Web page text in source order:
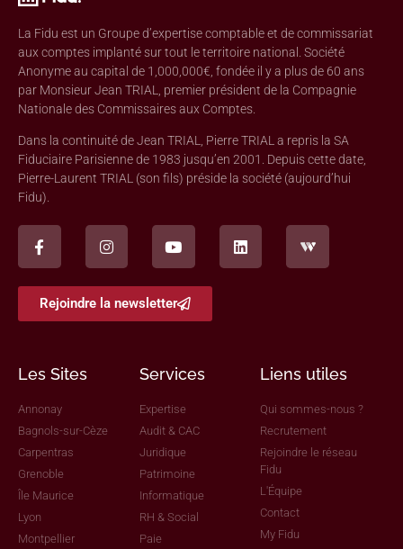
La Fidu est un Groupe d’expertise comptable et de commissariat
aux comptes implanté sur tout le territoire national. Société
Anonyme au capital de 1,000,000€, fondée il y a plus de 60 ans
par Monsieur Jean TRIAL, premier président de la Compagnie
Nationale des Commissaires aux Comptes.
Dans la continuité de Jean TRIAL, Pierre TRIAL a repris la SA
Fiduciaire Parisienne de 1983 jusqu’en 2001. Depuis cette date,
Pierre-Laurent TRIAL (son fils) préside la société (aujourd’hui
Fidu).
Rejoindre la newsletter
Les Sites
Annonay
Bagnols-sur-Cèze
Carpentras
Grenoble
Île Maurice
Lyon
Montpellier
Services
Expertise
Audit & CAC
Juridique
Patrimoine
Informatique
RH & Social
Paie
Liens utiles
Qui sommes-nous ?
Recrutement
Rejoindre le réseau
Fidu
L'Équipe
Contact
My Fidu